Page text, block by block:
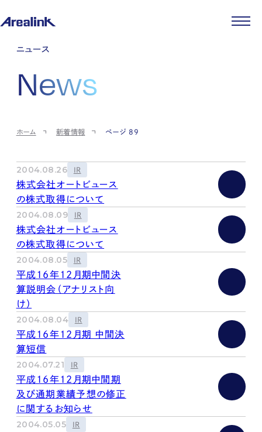
企業情報
企業理念
会社概要
コーポレートガバナンス
ストレージ事業
パートナー制度
土地権利整備事業
IR情報
IRカレンダー
IRポリシー
ストレージ室数実績
IRライブラリ
株式・株主情報
個人投資家の皆様へ
よくある質問・用語集
IRメール登録
免責事項
ニュース
商品情報
先輩社員インタビュー
中途採用
採用エントリー
お問い合わせ
asul
土地活用
サイト
ーム
カスタマーハラスメントポリ
情報セキュリティ・DX方針及び戦略サイトマップ
ニュース
News
ホーム 新着情報 ページ 89
2004.08.26 IR
株式会社オートビュース
の株式取得について
2004.08.09 IR
株式会社オートビュース
の株式取得について
2004.08.05 IR
平成16年12月期中間決
算説明会（アナリスト向
け）
2004.08.04 IR
平成16年12月期 中間決
算短信
2004.07.21 IR
平成16年12月期中間期
及び通期業績予想の修正
に関するお知らせ
2004.05.05 IR